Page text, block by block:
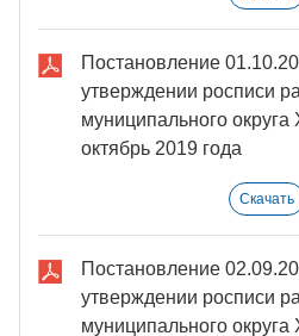
Постановление
утверждении росписи
муниципального
октябрь 2019 года
Скачать
Постановление
утверждении росписи
муниципального